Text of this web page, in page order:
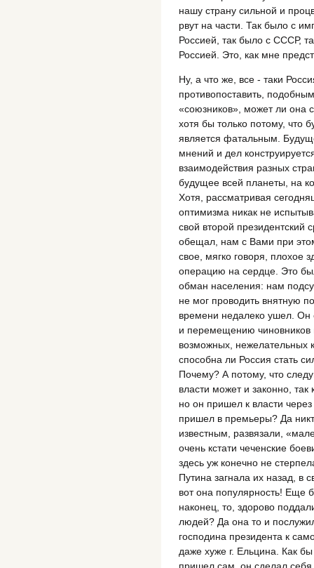
нашу страну сильной и
рвут на части. Так было с
Россией, так было с СССР,
Россией. Это, как мне
Ну, а что же, все - таки
противопоставить,
«союзников», может ли она
хотя бы только потому, что
является фатальным.
мнений и дел
взаимодействия разных
будущее всей планеты, на
Хотя, рассматривая
оптимизма никак не
свой второй президентский
обещал, нам с Вами при
свое, мягко говоря, плохое
операцию на сердце. Это
обман населения: нам
не мог проводить внятную
времени недалеко ушел. Он
и перемещению чиновников
возможных, нежелательных
способна ли Россия стать
Почему? А потому, что
власти может и законно, так
но он пришел к власти
пришел в премьеры? Да
известным, развязали,
очень кстати чеченские
здесь уж конечно не
Путина загнала их назад, в
вот она популярность!
наконец, то, здорово
людей? Да она то и
господина президента к
даже хуже г. Ельцина. Как